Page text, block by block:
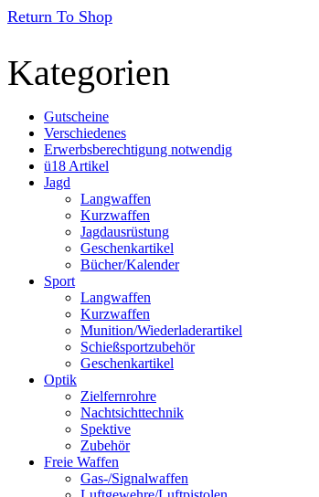
Return To Shop
Kategorien
Gutscheine
Verschiedenes
Erwerbsberechtigung notwendig
ü18 Artikel
Jagd
Langwaffen
Kurzwaffen
Jagdausrüstung
Geschenkartikel
Bücher/Kalender
Sport
Langwaffen
Kurzwaffen
Munition/Wiederladerartikel
Schießsportzubehör
Geschenkartikel
Optik
Zielfernrohre
Nachtsichttechnik
Spektive
Zubehör
Freie Waffen
Gas-/Signalwaffen